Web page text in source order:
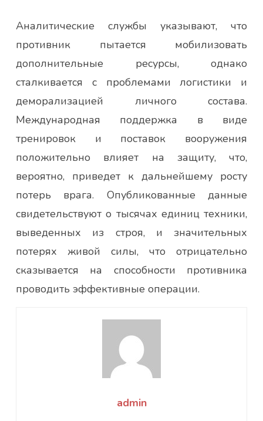
Аналитические службы указывают, что
противник пытается мобилизовать
дополнительные ресурсы, однако
сталкивается с проблемами логистики и
деморализацией личного состава.
Международная поддержка в виде
тренировок и поставок вооружения
положительно влияет на защиту, что,
вероятно, приведет к дальнейшему росту
потерь врага. Опубликованные данные
свидетельствуют о тысячах единиц техники,
выведенных из строя, и значительных
потерях живой силы, что отрицательно
сказывается на способности противника
проводить эффективные операции.
admin